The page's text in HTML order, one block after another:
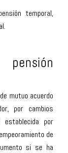
temporal,
mutuo acuerdo
por cambios
por
de
si se ha